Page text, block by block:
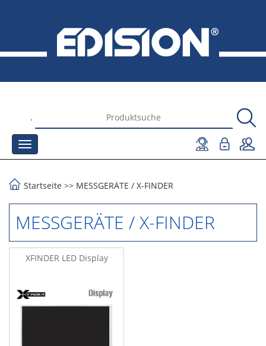
.
Startseite >> MESSGERÄTE / X-FINDER
MESSGERÄTE / X-FINDER
XFINDER LED Display